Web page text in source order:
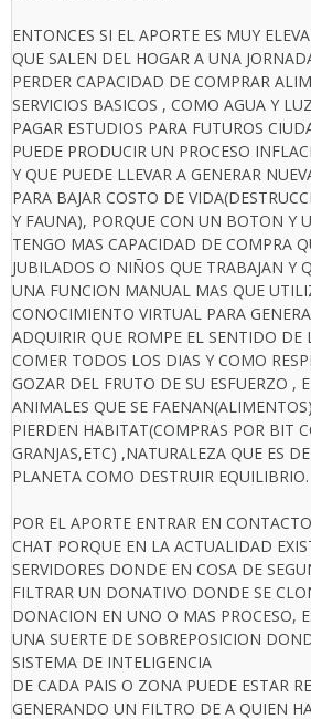
ENTONCES SI EL APORTE ES MUY
QUE SALEN DEL HOGAR A UNA
PERDER CAPACIDAD DE COMPRAR
SERVICIOS BASICOS , COMO AGUA Y
PAGAR ESTUDIOS PARA FUTUROS
PUEDE PRODUCIR UN PROCESO
Y QUE PUEDE LLEVAR A GENERAR
PARA BAJAR COSTO DE
Y FAUNA), PORQUE CON UN BOTON Y
TENGO MAS CAPACIDAD DE COMPRA
JUBILADOS O NIÑOS QUE TRABAJAN Y
UNA FUNCION MANUAL MAS QUE
CONOCIMIENTO VIRTUAL PARA
ADQUIRIR QUE ROMPE EL SENTIDO DE
COMER TODOS LOS DIAS Y COMO
GOZAR DEL FRUTO DE SU ESFUERZO ,
ANIMALES QUE SE
PIERDEN HABITAT(COMPRAS POR BIT
GRANJAS,ETC) ,NATURALEZA QUE ES
PLANETA COMO DESTRUIR EQUILIBRIO.
POR EL APORTE ENTRAR EN
CHAT PORQUE EN LA ACTUALIDAD
SERVIDORES DONDE EN COSA DE
FILTRAR UN DONATIVO DONDE SE
DONACION EN UNO O MAS PROCESO,
UNA SUERTE DE SOBREPOSICION
SISTEMA DE INTELIGENCIA
DE CADA PAIS O ZONA PUEDE ESTAR
GENERANDO UN FILTRO DE A QUIEN